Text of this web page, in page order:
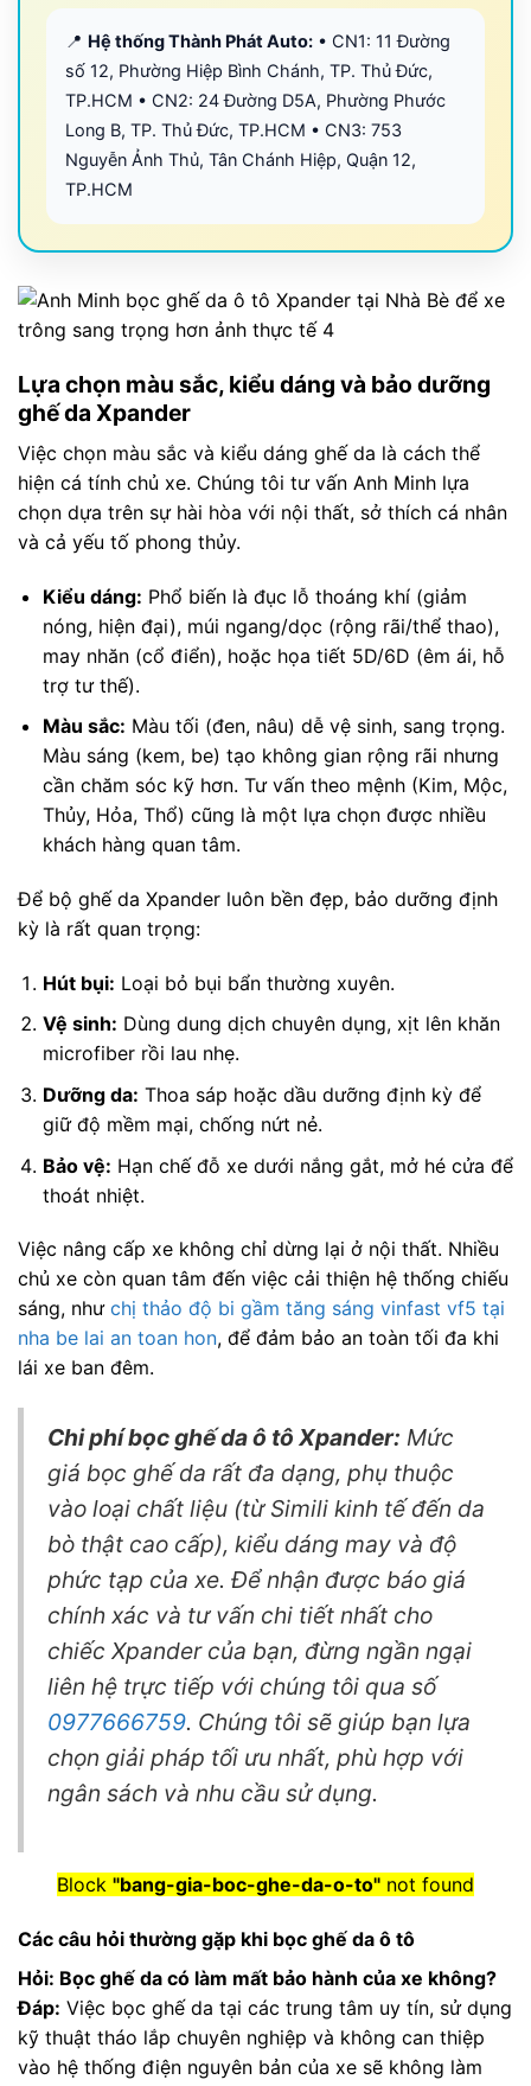
📍 Hệ thống Thành Phát Auto: • CN1: 11 Đường
số 12, Phường Hiệp Bình Chánh, TP. Thủ Đức,
TP.HCM • CN2: 24 Đường D5A, Phường Phước
Long B, TP. Thủ Đức, TP.HCM • CN3: 753
Nguyễn Ảnh Thủ, Tân Chánh Hiệp, Quận 12,
TP.HCM
Lựa chọn màu sắc, kiểu dáng và bảo dưỡng
ghế da Xpander
Việc chọn màu sắc và kiểu dáng ghế da là cách thể
hiện cá tính chủ xe. Chúng tôi tư vấn Anh Minh lựa
chọn dựa trên sự hài hòa với nội thất, sở thích cá nhân
và cả yếu tố phong thủy.
Kiểu dáng: Phổ biến là đục lỗ thoáng khí (giảm
nóng, hiện đại), múi ngang/dọc (rộng rãi/thể thao),
may nhăn (cổ điển), hoặc họa tiết 5D/6D (êm ái, hỗ
trợ tư thế).
Màu sắc: Màu tối (đen, nâu) dễ vệ sinh, sang trọng.
Màu sáng (kem, be) tạo không gian rộng rãi nhưng
cần chăm sóc kỹ hơn. Tư vấn theo mệnh (Kim, Mộc,
Thủy, Hỏa, Thổ) cũng là một lựa chọn được nhiều
khách hàng quan tâm.
Để bộ ghế da Xpander luôn bền đẹp, bảo dưỡng định
kỳ là rất quan trọng:
Hút bụi: Loại bỏ bụi bẩn thường xuyên.
Vệ sinh: Dùng dung dịch chuyên dụng, xịt lên khăn
microfiber rồi lau nhẹ.
Dưỡng da: Thoa sáp hoặc dầu dưỡng định kỳ để
giữ độ mềm mại, chống nứt nẻ.
Bảo vệ: Hạn chế đỗ xe dưới nắng gắt, mở hé cửa để
thoát nhiệt.
Việc nâng cấp xe không chỉ dừng lại ở nội thất. Nhiều
chủ xe còn quan tâm đến việc cải thiện hệ thống chiếu
sáng, như chị thảo độ bi gầm tăng sáng vinfast vf5 tại
nha be lai an toan hon, để đảm bảo an toàn tối đa khi
lái xe ban đêm.
Chi phí bọc ghế da ô tô Xpander: Mức
giá bọc ghế da rất đa dạng, phụ thuộc
vào loại chất liệu (từ Simili kinh tế đến da
bò thật cao cấp), kiểu dáng may và độ
phức tạp của xe. Để nhận được báo giá
chính xác và tư vấn chi tiết nhất cho
chiếc Xpander của bạn, đừng ngần ngại
liên hệ trực tiếp với chúng tôi qua số
0977666759. Chúng tôi sẽ giúp bạn lựa
chọn giải pháp tối ưu nhất, phù hợp với
ngân sách và nhu cầu sử dụng.
Block "bang-gia-boc-ghe-da-o-to" not found
Các câu hỏi thường gặp khi bọc ghế da ô tô
Hỏi: Bọc ghế da có làm mất bảo hành của xe không?
Đáp: Việc bọc ghế da tại các trung tâm uy tín, sử dụng
kỹ thuật tháo lắp chuyên nghiệp và không can thiệp
vào hệ thống điện nguyên bản của xe sẽ không làm